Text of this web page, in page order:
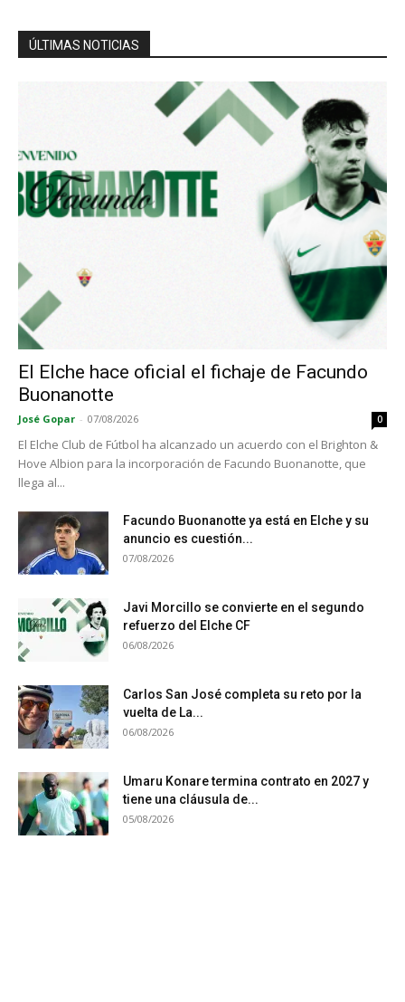
ÚLTIMAS NOTICIAS
El Elche hace oficial el fichaje de Facundo
Buonanotte
José Gopar - 07/08/2026 0
El Elche Club de Fútbol ha alcanzado un acuerdo con el Brighton &
Hove Albion para la incorporación de Facundo Buonanotte, que
llega al...
Facundo Buonanotte ya está en Elche y su
anuncio es cuestión...
07/08/2026
Javi Morcillo se convierte en el segundo
refuerzo del Elche CF
06/08/2026
Carlos San José completa su reto por la
vuelta de La...
06/08/2026
Umaru Konare termina contrato en 2027 y
tiene una cláusula de...
05/08/2026